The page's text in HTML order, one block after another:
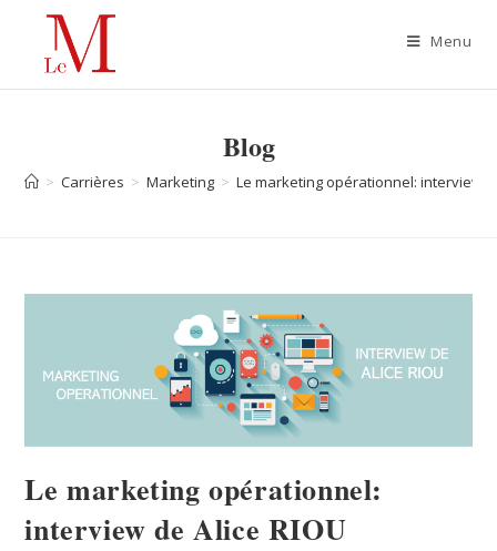
Menu
Blog
> Carrières > Marketing > Le marketing opérationnel: interview
Le marketing opérationnel:
interview de Alice RIOU